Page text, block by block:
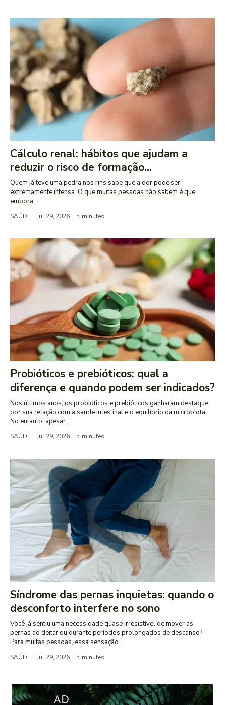
Cálculo renal: hábitos que ajudam a
reduzir o risco de formação...
Quem já teve uma pedra nos rins sabe que a dor pode ser
extremamente intensa. O que muitas pessoas não sabem é que,
embora...
SAÚDE jul 29, 2026 5 minutes
Probióticos e prebióticos: qual a
diferença e quando podem ser indicados?
Nos últimos anos, os probióticos e prebióticos ganharam destaque
por sua relação com a saúde intestinal e o equilíbrio da microbiota.
No entanto, apesar...
SAÚDE jul 29, 2026 5 minutes
Síndrome das pernas inquietas: quando o
desconforto interfere no sono
Você já sentiu uma necessidade quase irresistível de mover as
pernas ao deitar ou durante períodos prolongados de descanso?
Para muitas pessoas, essa sensação...
SAÚDE jul 29, 2026 5 minutes